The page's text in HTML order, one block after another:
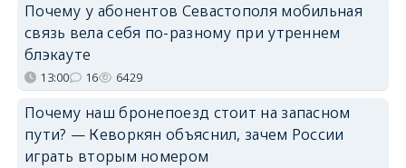
Почему у абонентов Севастополя мобильная
связь вела себя по-разному при утреннем
блэкауте
13:00 16 6429
Почему наш бронепоезд стоит на запасном
пути? — Кеворкян объяснил, зачем России
играть вторым номером